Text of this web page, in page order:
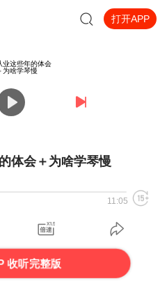
打开APP
体会＋为啥学琴慢
11:05
收听完整版